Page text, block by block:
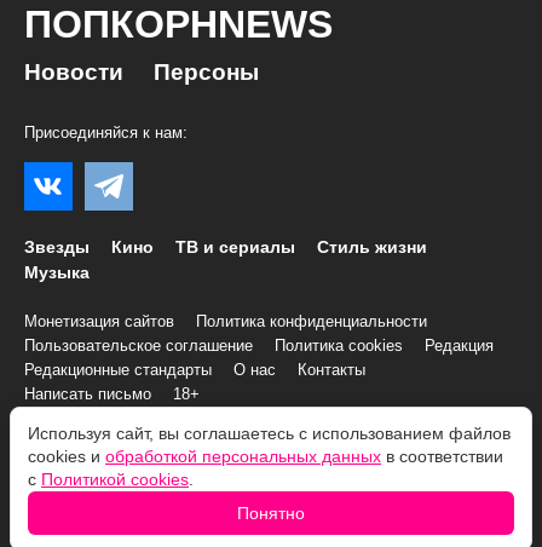
ПОПКОРНNEWS
Новости Персоны
Присоединяйся к нам:
Звезды Кино ТВ и сериалы
Стиль жизни
Музыка
Монетизация сайтов
Политика конфиденциальности
Пользовательское соглашение
Политика cookies
Редакция
Редакционные стандарты
О нас
Контакты
Написать письмо
18+
© 2007–2026 Все права и материалы принадлежат
«ПОПКОРНNEWS»
При копировании информации необходимо соблюдать
Используя сайт, вы соглашаетесь с использованием файлов
cookies и обработкой персональных данных в соответствии
с Политикой cookies
Понятно